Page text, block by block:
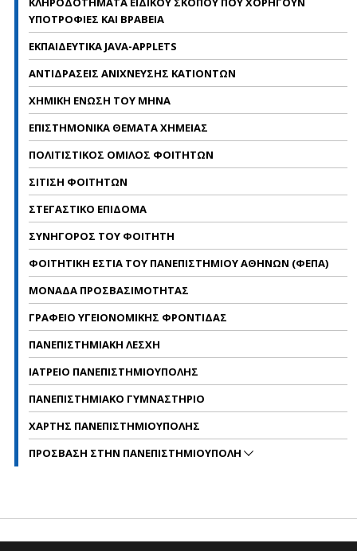
ΥΠΟΤΡΟΦΙΕΣ ΚΑΙ ΒΡΑΒΕΙΑ
ΕΚΠΑΙΔΕΥΤΙΚΑ JAVA-APPLETS
ΑΝΤΙΔΡΑΣΕΙΣ ΑΝΙΧΝΕΥΣΗΣ ΚΑΤΙΟΝΤΩΝ
ΧΗΜΙΚΗ ΕΝΩΣΗ ΤΟΥ ΜΗΝΑ
ΕΠΙΣΤΗΜΟΝΙΚΑ ΘΕΜΑΤΑ ΧΗΜΕΙΑΣ
ΠΟΛΙΤΙΣΤΙΚΟΣ ΟΜΙΛΟΣ ΦΟΙΤΗΤΩΝ
ΣΙΤΙΣΗ ΦΟΙΤΗΤΩΝ
ΣΤΕΓΑΣΤΙΚΟ ΕΠΙΔΟΜΑ
ΣΥΝΗΓΟΡΟΣ ΤΟΥ ΦΟΙΤΗΤΗ
ΦΟΙΤΗΤΙΚΗ ΕΣΤΙΑ ΤΟΥ ΠΑΝΕΠΙΣΤΗΜΙΟΥ ΑΘΗΝΩΝ (ΦΕΠΑ)
ΜΟΝΑΔΑ ΠΡΟΣΒΑΣΙΜΟΤΗΤΑΣ
ΓΡΑΦΕΙΟ ΥΓΕΙΟΝΟΜΙΚΗΣ ΦΡΟΝΤΙΔΑΣ
ΠΑΝΕΠΙΣΤΗΜΙΑΚΗ ΛΕΣΧΗ
ΙΑΤΡΕΙΟ ΠΑΝΕΠΙΣΤΗΜΙΟΥΠΟΛΗΣ
ΠΑΝΕΠΙΣΤΗΜΙΑΚΟ ΓΥΜΝΑΣΤΗΡΙΟ
ΧΑΡΤΗΣ ΠΑΝΕΠΙΣΤΗΜΙΟΥΠΟΛΗΣ
ΠΡΟΣΒΑΣΗ ΣΤΗΝ ΠΑΝΕΠΙΣΤΗΜΙΟΥΠΟΛΗ